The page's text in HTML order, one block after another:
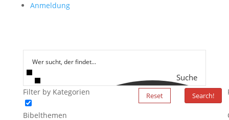
Anmeldung
Suche
Filter by Kategorien
Bibelthemen
Reset Search!